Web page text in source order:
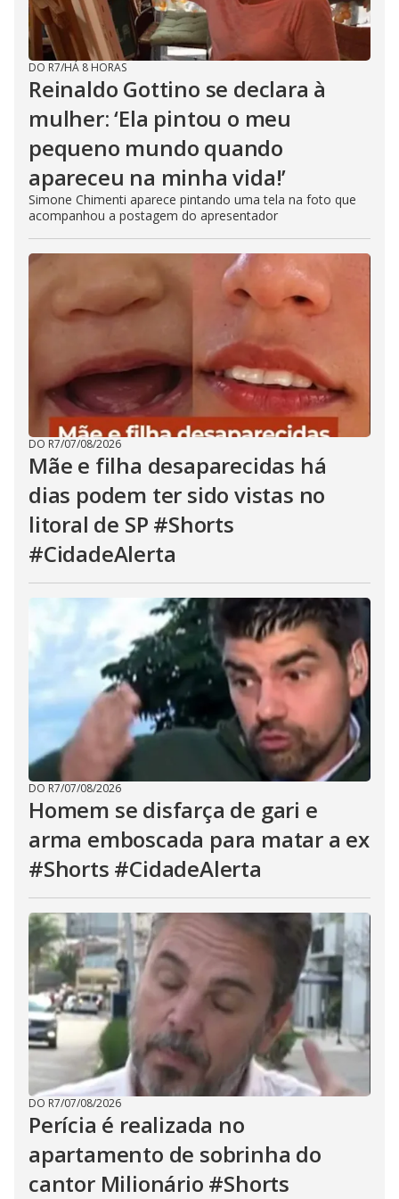
DO R7/HÁ 8 HORAS
Reinaldo Gottino se declara à
mulher: ‘Ela pintou o meu
pequeno mundo quando
apareceu na minha vida!’
Simone Chimenti aparece pintando uma tela na foto que
acompanhou a postagem do apresentador
DO R7/07/08/2026
Mãe e filha desaparecidas há
dias podem ter sido vistas no
litoral de SP #Shorts
#CidadeAlerta
DO R7/07/08/2026
Homem se disfarça de gari e
arma emboscada para matar a ex
#Shorts #CidadeAlerta
DO R7/07/08/2026
Perícia é realizada no
apartamento de sobrinha do
cantor Milionário #Shorts